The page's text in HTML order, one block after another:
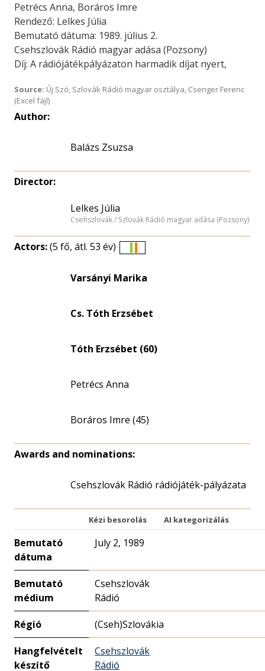
Petrécs Anna, Boráros Imre
Rendező: Lelkes Júlia
Bemutató dátuma: 1989. július 2.
Csehszlovák Rádió magyar adása (Pozsony)
Díj: A rádiójátékpályázaton harmadik díjat nyert,
Source: Új Szó, Szlovák Rádió magyar osztálya, Csenger Ferenc
(Excel fájl)
Author:
Balázs Zsuzsa
Director:
Lelkes Júlia
Csehszlovák / Szlovák Rádió magyar adása (Pozsony)
Actors:(5 fő, átl. 53 év)
eloszlás
Varsányi Marika
Cs. Tóth Erzsébet
Tóth Erzsébet (60)
Petrécs Anna
Boráros Imre (45)
Awards and nominations:
Csehszlovák Rádió rádiójáték-pályázata
Kézi besorolás AI kategorizálás
Bemutató
dátuma
July 2, 1989
Bemutató
médium
Csehszlovák
Rádió
Régió (Cseh)Szlovákia
Hangfelvételt
készítő
Csehszlovák
Rádió